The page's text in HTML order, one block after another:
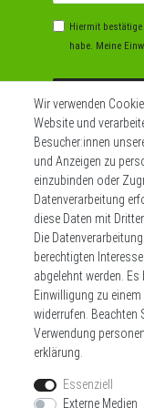
Hiermit
habe. Meine
Wir verwenden
Website und
Besucher:innen
und Anzeigen zu
einzubinden oder
Datenverarbeitung
diese Daten mit
Die
berechtigten
abgelehnt werden.
Einwilligung zu
widerrufen. Beachten
Verwendung
erklärung
Essenziell
Externe Medien